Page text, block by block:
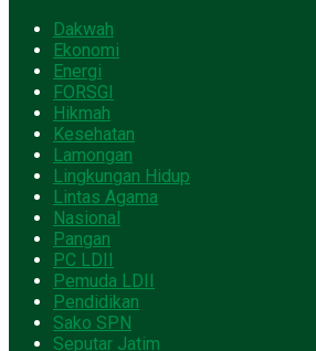
Dakwah
Ekonomi
Energi
FORSGI
Hikmah
Kesehatan
Lamongan
Lingkungan Hidup
Lintas Agama
Nasional
Pangan
PC LDII
Pemuda LDII
Pendidikan
Sako SPN
Seputar Jatim